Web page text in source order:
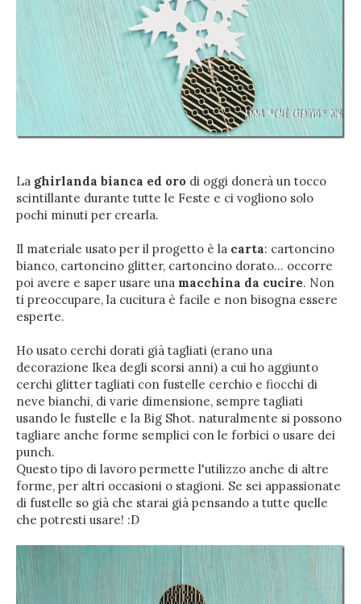
La ghirlanda bianca ed oro di oggi donerà un tocco
scintillante durante tutte le Feste e ci vogliono solo
pochi minuti per crearla.
Il materiale usato per il progetto è la carta: cartoncino
bianco, cartoncino glitter, cartoncino dorato… occorre
poi avere e saper usare una macchina da cucire. Non
ti preoccupare, la cucitura è facile e non bisogna essere
esperte.
Ho usato cerchi dorati già tagliati (erano una
decorazione Ikea degli scorsi anni) a cui ho aggiunto
cerchi glitter tagliati con fustelle cerchio e fiocchi di
neve bianchi, di varie dimensione, sempre tagliati
usando le fustelle e la Big Shot. naturalmente si possono
tagliare anche forme semplici con le forbici o usare dei
punch.
Questo tipo di lavoro permette l'utilizzo anche di altre
forme, per altri occasioni o stagioni. Se sei appassionate
di fustelle so già che starai già pensando a tutte quelle
che potresti usare! :D